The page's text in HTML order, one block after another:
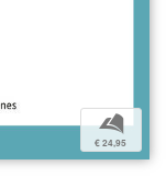
b
€ 24,95